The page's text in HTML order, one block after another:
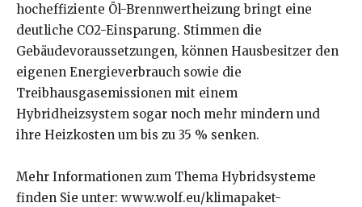
hocheffiziente Öl-Brennwertheizung bringt eine
deutliche CO2-Einsparung. Stimmen die
Gebäudevoraussetzungen, können Hausbesitzer den
eigenen Energieverbrauch sowie die
Treibhausgasemissionen mit einem
Hybridheizsystem sogar noch mehr mindern und
ihre Heizkosten um bis zu 35 % senken.
Mehr Informationen zum Thema Hybridsysteme
finden Sie unter: www.wolf.eu/klimapaket-